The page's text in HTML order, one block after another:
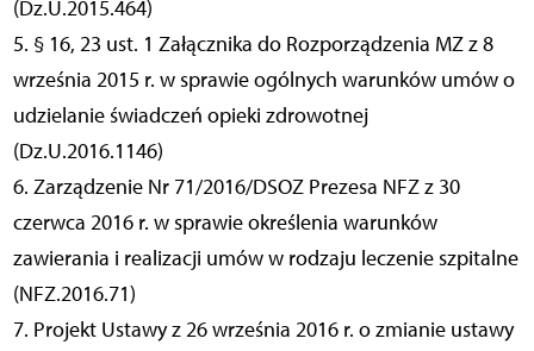
(Dz.U.2015.464)
5. § 16, 23 ust. 1 Załącznika do Rozporządzenia MZ z 8
września 2015 r. w sprawie ogólnych warunków umów o
udzielanie świadczeń opieki zdrowotnej
(Dz.U.2016.1146)
6. Zarządzenie Nr 71/2016/DSOZ Prezesa NFZ z 30
czerwca 2016 r. w sprawie określenia warunków
zawierania i realizacji umów w rodzaju leczenie szpitalne
(NFZ.2016.71)
7. Projekt Ustawy z 26 września 2016 r. o zmianie ustawy